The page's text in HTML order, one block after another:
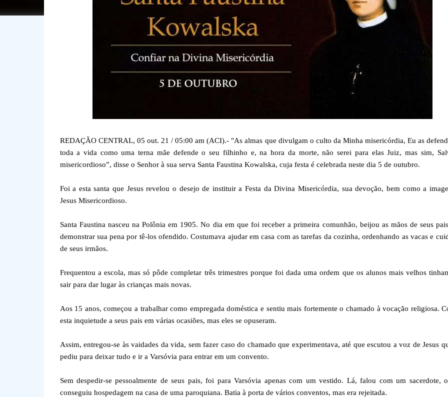
REDAÇÃO CENTRAL, 05 out. 21 / 05:00 am (ACI).- "As almas que divulgam o culto da Minha misericórdia, Eu as
toda a vida como uma terna mãe defende o seu filhinho e, na hora da morte, não serei para elas Juiz, mas sim,
misericordioso”, disse o Senhor à sua serva Santa Faustina Kowalska, cuja festa é celebrada neste dia 5 de outubro.
Foi a esta santa que Jesus revelou o desejo de instituir a Festa da Divina Misericórdia, sua devoção, bem como a
Jesus Misericordioso.
Santa Faustina nasceu na Polônia em 1905. No dia em que foi receber a primeira comunhão, beijou as mãos de seus
demonstrar sua pena por tê-los ofendido. Costumava ajudar em casa com as tarefas da cozinha, ordenhando as vacas e
de seus irmãos.
Frequentou a escola, mas só pôde completar três trimestres porque foi dada uma ordem que os alunos mais velhos
sair para dar lugar às crianças mais novas.
Aos 15 anos, começou a trabalhar como empregada doméstica e sentiu mais fortemente o chamado à vocação religiosa.
esta inquietude a seus pais em várias ocasiões, mas eles se opuseram.
Assim, entregou-se às vaidades da vida, sem fazer caso do chamado que experimentava, até que escutou a voz de Jesus
pediu para deixar tudo e ir a Varsóvia para entrar em um convento.
Sem despedir-se pessoalmente de seus pais, foi para Varsóvia apenas com um vestido. Lá, falou com um sacerdote,
conseguiu hospedagem na casa de uma paroquiana. Batia à porta de vários conventos, mas era rejeitada.